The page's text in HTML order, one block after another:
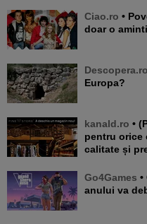
Ciao.ro • Poveştile de iubire care au rămas
doar o
Descopera.ro
Europa?
kanald.ro • (P) Cauți idei de cadouri rafinate
pentru orice
calitate și
Go4Games • Cel mai așteptat joc video al
anului va